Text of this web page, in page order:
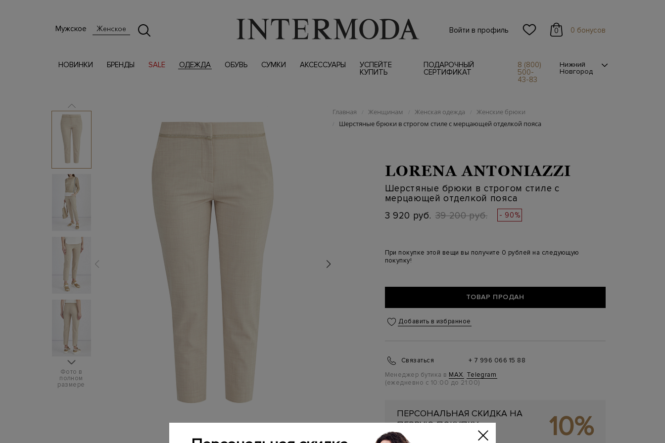
Мужское Женское Войти в профиль 0 0 бонусов
НОВИНКИ БРЕНДЫ SALE ОДЕЖДА ОБУВЬ СУМКИ АКСЕССУАРЫ
УСПЕЙТЕ
КУПИТЬ
ПОДАРОЧНЫЙ
СЕРТИФИКАТ
8 (800)
500-
43-83
Нижний
Новгород
Фото в
полном
размере
Главная / Женщинам / Женская одежда / Женские брюки
/ Шерстяные брюки в строгом стиле с мерцающей отделкой пояса
LORENA ANTONIAZZI
Шерстяные брюки в строгом стиле с
мерцающей отделкой пояса
3 920 руб. 39 200 руб. - 90%
При покупке этой вещи вы получите 0 рублей на следующую
покупку!
ТОВАР ПРОДАН
Добавить в избранное
Связаться
+ 7 996 066 15 88
Менеджер бутика в MAX, Telegram
(ежедневно с 10:00 до 21:00)
ПЕРСОНАЛЬНАЯ СКИДКА НА
ПЕРВУЮ ПОКУПКУ
Подробнее 10%